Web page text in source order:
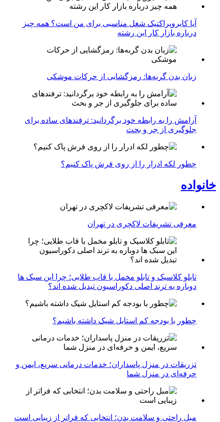
آیا کایروپراکتیک شغل مناسبی برای من است؟ همه چیز
درباره بازار کار این رشته
زبان بدن گربه‌ها: رمزگشایی از حرکات موشکی
آرامش را به رابطه خود برگردانید: ترفندهای ساده برای
جلوگیری از جر و بحث
چطور لکه ادرار را از روی فرش پاک کنیم؟
خانواده
معرفی تشریفات لاکچری در تهران
تابلو کلاسیک و تابلو مخمل با قاب طلایی؛ چرا این سبک ها
دوباره به ترند اصلی دکوراسیون تبدیل شده اند؟
چطور با بودجه کم استایل شیک داشته باشیم؟
تزریقات در منزل پاسداران؛ خدمات درمانی سریع، ایمن و
حرفه‌ای در منزل شما
مبل راحتی و سلامت بدن؛ انتخابی که فراتر از زیبایی است